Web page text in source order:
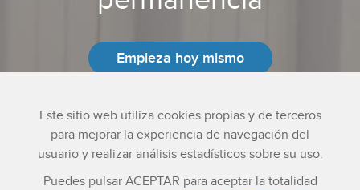
Este sitio web utiliza cookies propias y de terceros
para mejorar la experiencia de navegación del
usuario y realizar análisis estadísticos sobre su uso.
Puedes pulsar ACEPTAR para aceptar la totalidad
Empieza hoy mismo